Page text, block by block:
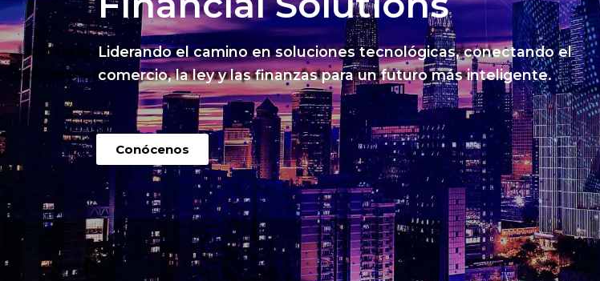
Liderando el camino en soluciones tecnológicas, conectando el
comercio, la ley y las finanzas para un futuro más inteligente.
Conócenos